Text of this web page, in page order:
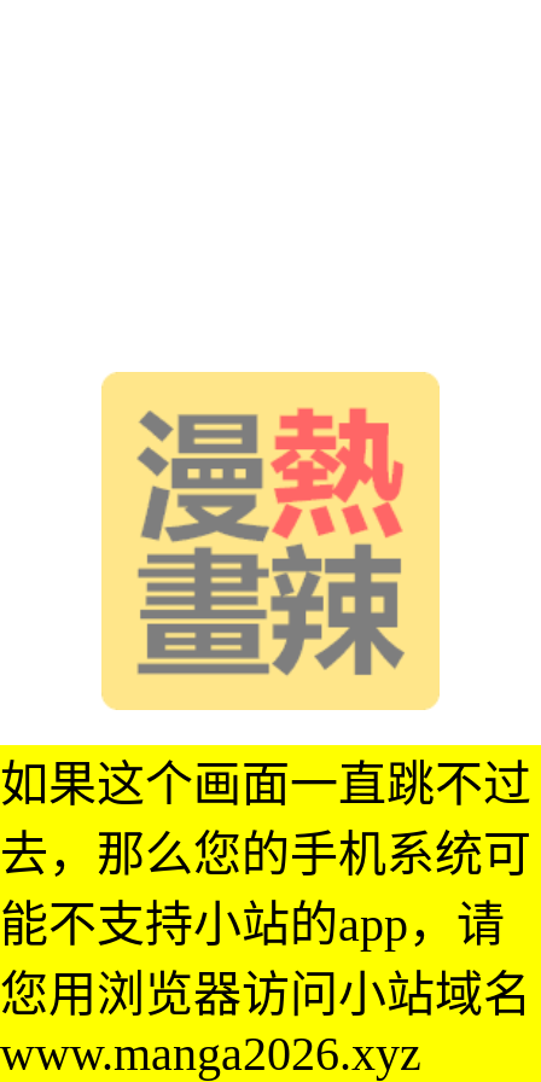
如果这个画面一直跳不过
去，那么您的手机系统可
能不支持小站的app，请
您用浏览器访问小站域名
www.manga2026.xyz